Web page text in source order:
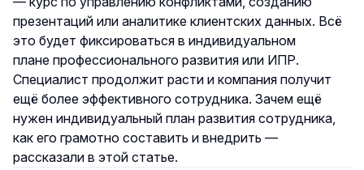
презентаций или аналитике клиентских данных. Всё
это будет фиксироваться в индивидуальном
плане профессионального развития или ИПР.
Специалист продолжит расти и компания получит
ещё более эффективного сотрудника. Зачем ещё
нужен индивидуальный план развития сотрудника,
как его грамотно составить и внедрить —
рассказали в этой статье.